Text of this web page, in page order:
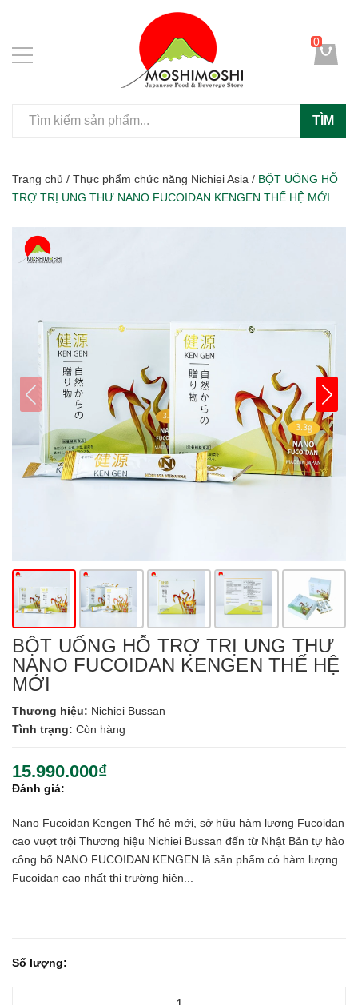
TÌM
0
Trang chủ / Thực phẩm chức năng Nichiei Asia / BỘT UỐNG HỖ
TRỢ TRỊ UNG THƯ NANO FUCOIDAN KENGEN THẾ HỆ MỚI
BỘT UỐNG HỖ TRỢ TRỊ UNG THƯ
NANO FUCOIDAN KENGEN THẾ HỆ
MỚI
Thương hiệu: Nichiei Bussan
Tình trạng: Còn hàng
15.990.000₫
Đánh giá:
Nano Fucoidan Kengen Thế hệ mới, sở hữu hàm lượng Fucoidan
cao vượt trội Thương hiệu Nichiei Bussan đến từ Nhật Bản tự hào
công bố NANO FUCOIDAN KENGEN là sản phẩm có hàm lượng
Fucoidan cao nhất thị trường hiện...
Số lượng: